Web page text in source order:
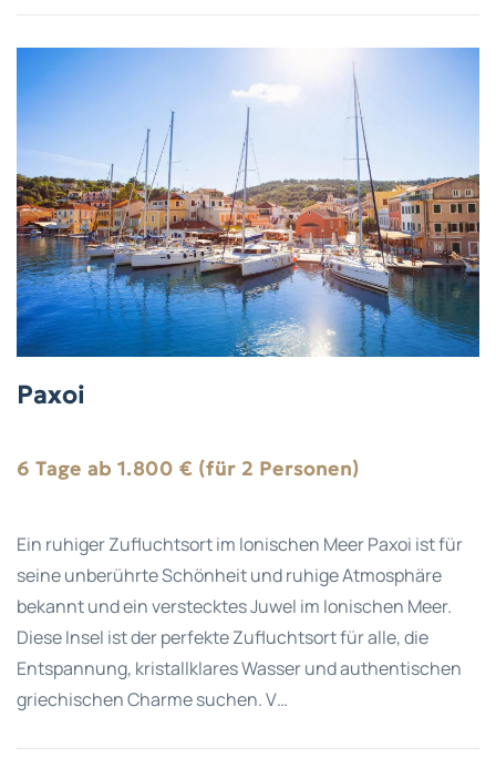
Paxoi
6 Tage ab 1.800 € (für 2 Personen)
Ein ruhiger Zufluchtsort im Ionischen Meer Paxoi ist für
seine unberührte Schönheit und ruhige Atmosphäre
bekannt und ein verstecktes Juwel im Ionischen Meer.
Diese Insel ist der perfekte Zufluchtsort für alle, die
Entspannung, kristallklares Wasser und authentischen
griechischen Charme suchen. V…